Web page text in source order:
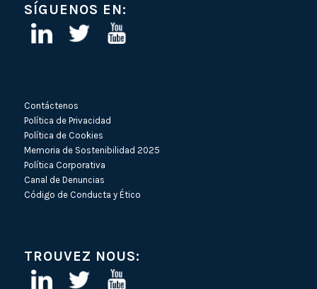
SÍGUENOS EN:
Contáctenos
Política de Privacidad
Política de Cookies
Memoria de Sostenibilidad 2025
Política Corporativa
Canal de Denuncias
Código de Conducta y Ético
TROUVEZ NOUS: